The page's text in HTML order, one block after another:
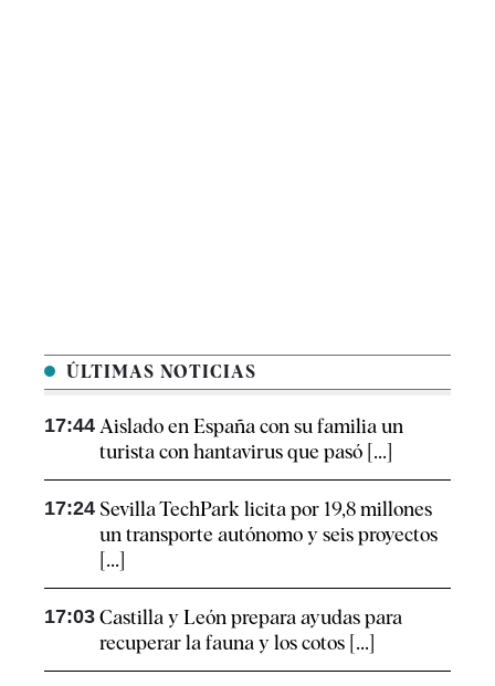
ÚLTIMAS NOTICIAS
17:44 Aislado en España con su familia un
turista con hantavirus que pasó [...]
17:24 Sevilla TechPark licita por 19,8 millones
un transporte autónomo y seis proyectos
[...]
17:03 Castilla y León prepara ayudas para
recuperar la fauna y los cotos [...]